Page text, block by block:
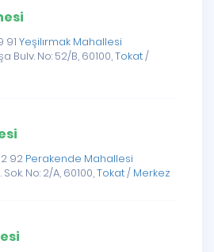
91 Yeşilırmak Mahallesi
Bulv. No: 52/B, 60100,Tokat/
92 Perakende Mahallesi
No: 2/A, 60100,Tokat/ Merkez